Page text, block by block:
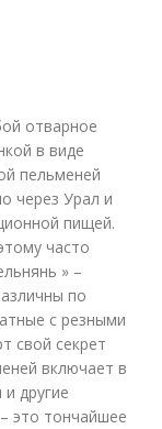
отварное
в виде
пельменей
через Урал и
пищей.
часто
» –
по
с резными
свой секрет
включает в
другие
это тончайшее